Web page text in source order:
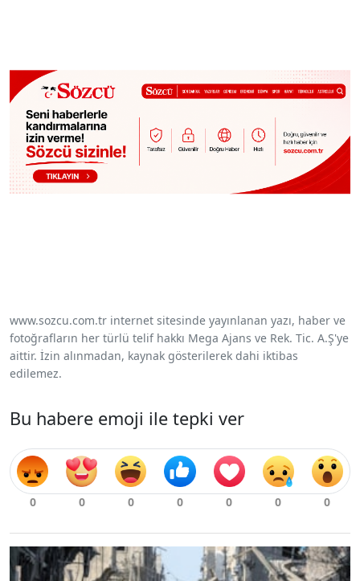
www.sozcu.com.tr internet sitesinde yayınlanan yazı, haber ve
fotoğrafların her türlü telif hakkı Mega Ajans ve Rek. Tic. A.Ş'ye
aittir. İzin alınmadan, kaynak gösterilerek dahi iktibas
edilemez.
Bu habere emoji ile tepki ver